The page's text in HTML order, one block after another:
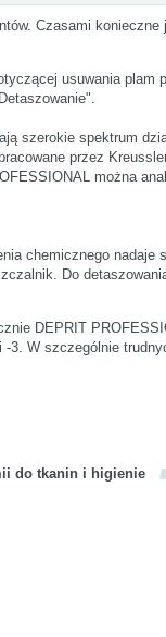
Czasami
usuwania plam
szerokie spektrum
przez
można
chemicznego nadaje
Do
DEPRIT
3. W szczególnie
do tkanin i higienie